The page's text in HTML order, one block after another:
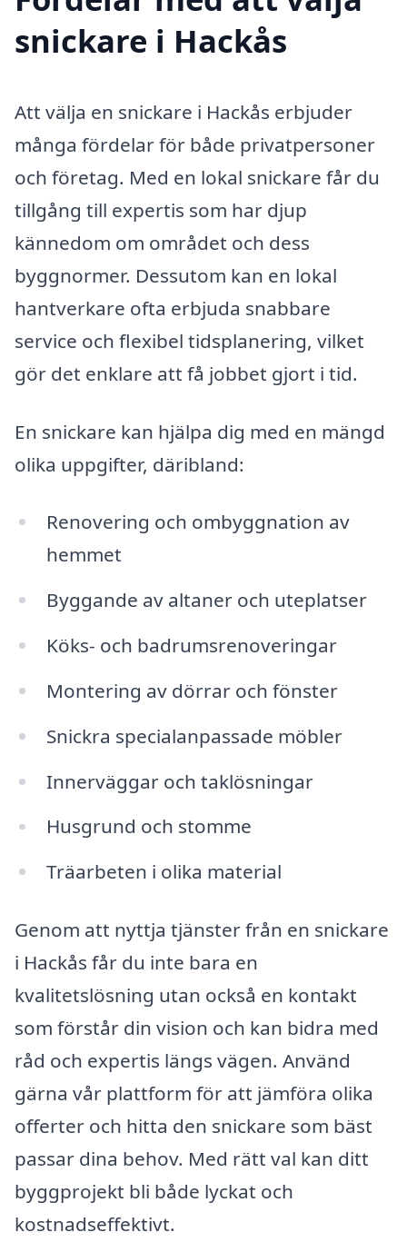
snickare i Hackås
Att välja en snickare i Hackås erbjuder
många fördelar för både privatpersoner
och företag. Med en lokal snickare får du
tillgång till expertis som har djup
kännedom om området och dess
byggnormer. Dessutom kan en lokal
hantverkare ofta erbjuda snabbare
service och flexibel tidsplanering, vilket
gör det enklare att få jobbet gjort i tid.
En snickare kan hjälpa dig med en mängd
olika uppgifter, däribland:
Renovering och ombyggnation av
hemmet
Byggande av altaner och uteplatser
Köks- och badrumsrenoveringar
Montering av dörrar och fönster
Snickra specialanpassade möbler
Innerväggar och taklösningar
Husgrund och stomme
Träarbeten i olika material
Genom att nyttja tjänster från en snickare
i Hackås får du inte bara en
kvalitetslösning utan också en kontakt
som förstår din vision och kan bidra med
råd och expertis längs vägen. Använd
gärna vår plattform för att jämföra olika
offerter och hitta den snickare som bäst
passar dina behov. Med rätt val kan ditt
byggprojekt bli både lyckat och
kostnadseffektivt.